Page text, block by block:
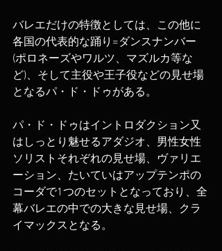
バレエだけの特徴としては、この他に
各国の代表的な踊り=ダンスナンバー
(ポロネーズやワルツ、マズルカ等な
ど)、そして主役や王子役などの見せ場
となるパ・ド・ドゥがある。
パ・ド・ドゥはイントロダクション又
はしっとり魅せるアダジオ、男性女性
ソリストそれぞれの見せ場、ヴァリエ
ーション、たいていはアップテンポの
コーダで1つのセットとなっており、全
幕バレエの中での大きな見せ場、クラ
イマックスとなる。